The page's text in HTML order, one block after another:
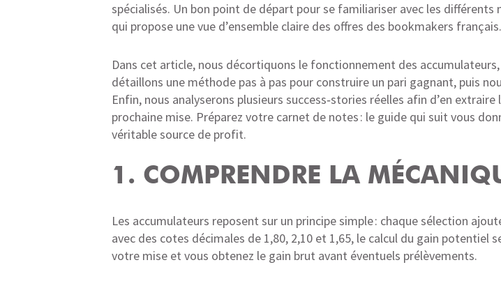
spécialisés. Un bon point de départ pour se familiariser avec les
qui propose une vue d’ensemble claire des offres des bookmakers français.
Dans cet article, nous décortiquons le fonctionnement des
détaillons une méthode pas à pas pour construire un pari gagnant, puis
Enfin, nous analyserons plusieurs success‑stories réelles afin d’en
prochaine mise. Préparez votre carnet de notes : le guide qui suit vous
véritable source de profit.
1. COMPRENDRE LA
Les accumulateurs reposent sur un principe simple : chaque sélection
avec des cotes décimales de 1,80, 2,10 et 1,65, le calcul du gain potentiel
votre mise et vous obtenez le gain brut avant éventuels prélèvements.